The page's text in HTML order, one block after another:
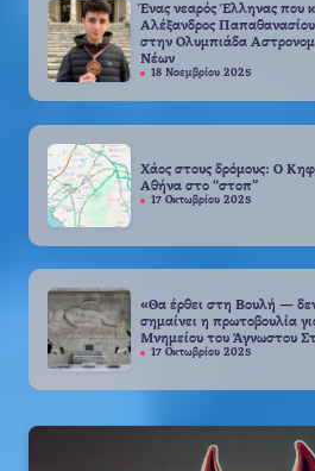
Ένας νεαρός Έλληνας που
Αλέξανδρος
στην Ολυμπιάδα
Νέων
18 Νοεμβρίου 2025
Χάος στους δρόμους: Ο
Αθήνα στο “στοπ”
17 Οκτωβρίου 2025
«Θα έρθει στη Βουλή —
σημαίνει η πρωτοβουλία
Μνημείου του Άγνωστου
17 Οκτωβρίου 2025